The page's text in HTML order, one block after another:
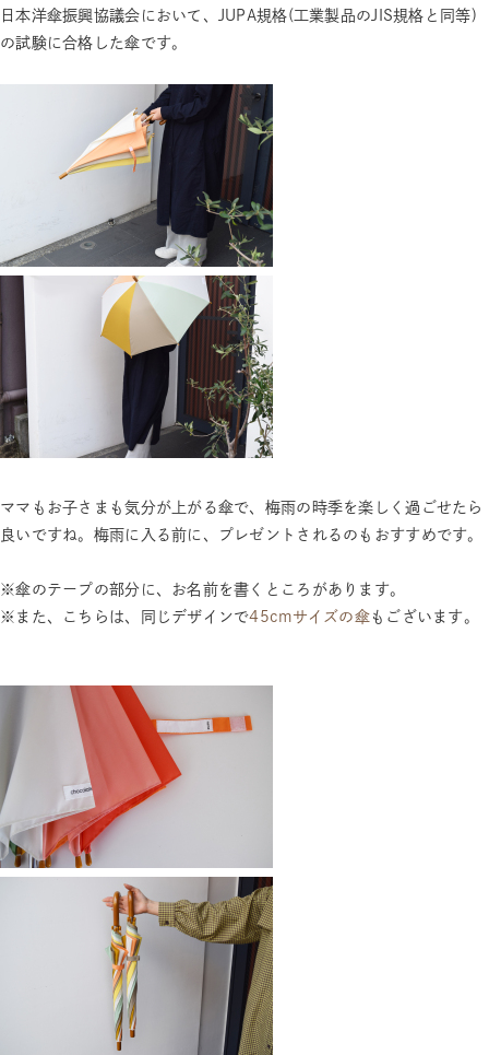
日本洋傘振興協議会において、JUPA規格(工業製品のJIS規格と同等)
の試験に合格した傘です。
ママもお子さまも気分が上がる傘で、梅雨の時季を楽しく過ごせたら
良いですね。梅雨に入る前に、プレゼントされるのもおすすめです。
※傘のテープの部分に、お名前を書くところがあります。
※また、こちらは、同じデザインで45cmサイズの傘 もございます。